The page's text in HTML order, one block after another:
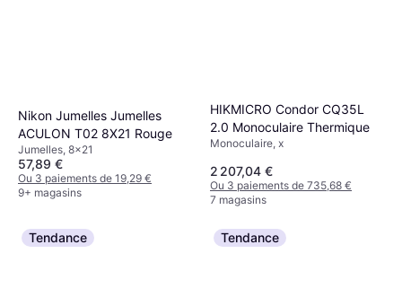
Nikon Jumelles Jumelles
ACULON T02 8X21 Rouge
Jumelles, 8x21
57,89 €
Ou 3 paiements de 19,29 €
9+ magasins
HIKMICRO Condor CQ35L
2.0 Monoculaire Thermique
Monoculaire, x
2 207,04 €
Ou 3 paiements de 735,68 €
7 magasins
Tendance Tendance